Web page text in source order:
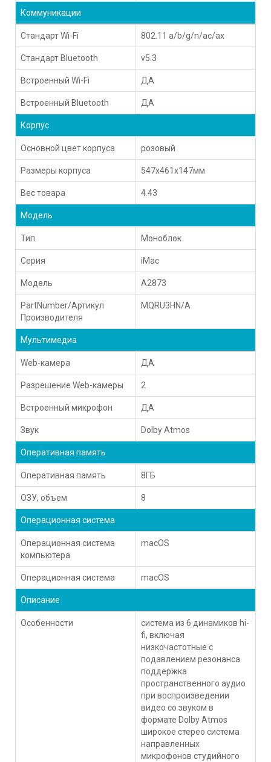
Коммуникации
Стандарт Wi-Fi 802.11 a/b/g/n/ac/ax
Стандарт Bluetooth v5.3
Встроенный Wi-Fi ДА
Встроенный Bluetooth ДА
Корпус
Основной цвет корпуса розовый
Размеры корпуса 547x461x147мм
Вес товара 4.43
Модель
Тип Моноблок
Серия iMac
Модель A2873
PartNumber/Артикул
Производителя
MQRU3HN/A
Мультимедиа
Web-камера ДА
Разрешение Web-камеры 2
Встроенный микрофон ДА
Звук Dolby Atmos
Оперативная память
Оперативная память 8ГБ
ОЗУ, объем 8
Операционная система
Операционная система
компьютера
macOS
Операционная система macOS
Описание
Особенности
система из 6 динамиков hi-
fi, включая
низкочастотные с
подавлением резонанса
поддержка
пространственного аудио
при воспроизведении
видео со звуком в
формате Dolby Atmos
широкое стерео система
направленных
микрофонов студийного